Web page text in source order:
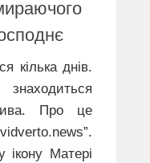
кілька днів.
Про це
ікону Матері